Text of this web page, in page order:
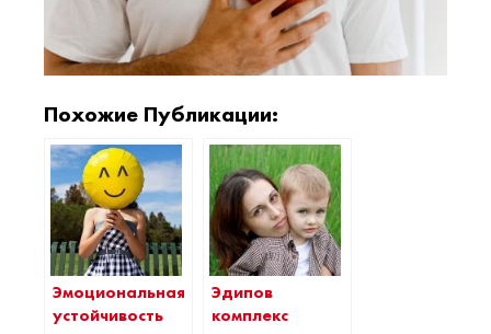
Похожие Публикации:
Эмоциональная
устойчивость
Эдипов
комплекс